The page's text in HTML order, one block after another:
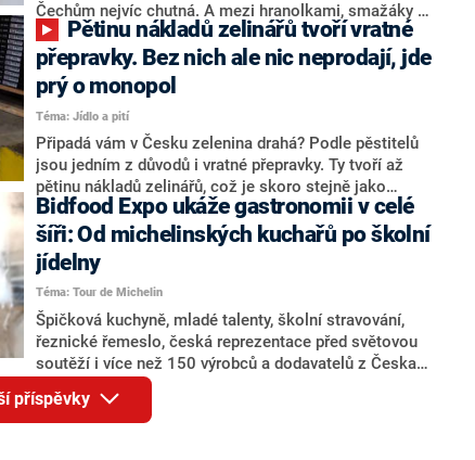
Čechům nejvíc chutná. A mezi hranolkami, smažáky a
tradičními pokrmy objevil i jeden hodně bizarní úlovek.
přepravky. Bez nich ale nic neprodají, jde
prý o monopol
Téma: Jídlo a pití
Připadá vám v Česku zelenina drahá? Podle pěstitelů
jsou jedním z důvodů i vratné přepravky. Ty tvoří až
pětinu nákladů zelinářů, což je skoro stejně jako
náklady na mzdy. Distribuci přepravek navíc zajišťují v
Česku jen dvě firmy a pěstitelé to označují za
monopol. Antimonopolní úřad se tím prý začne
zabývat.
Bidfood Expo ukáže gastronomii v celé
šíři: Od michelinských kuchařů po školní
jídelny
Téma: Tour de Michelin
Špičková kuchyně, mladé talenty, školní stravování,
řeznické řemeslo, česká reprezentace před světovou
soutěží i více než 150 výrobců a dodavatelů z Česka i
zahraničí. To vše nabídne 16. ročník Bidfood Expo,
který se uskuteční od 13. do 15. října 2026 v
prostorách PVA Expo Praha Letňany. Největší odborná
příspěvky